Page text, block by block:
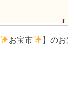
お宝市 】の